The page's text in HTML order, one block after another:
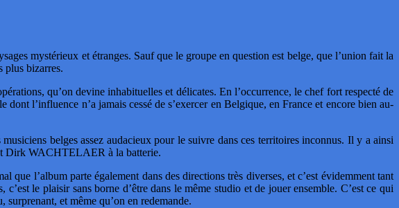
mystérieux et étranges. Sauf que le groupe en question est belge, que l’union fait la
plus bizarres.
qu’on devine inhabituelles et délicates. En l’occurrence, le chef fort respecté de
l’influence n’a jamais cessé de s’exercer en Belgique, en France et encore bien au-
belges assez audacieux pour le suivre dans ces territoires inconnus. Il y a ainsi
Dirk WACHTELAER à la batterie.
l’album parte également dans des directions très diverses, et c’est évidemment tant
le plaisir sans borne d’être dans le même studio et de jouer ensemble. C’est ce qui
et même qu’on en redemande.